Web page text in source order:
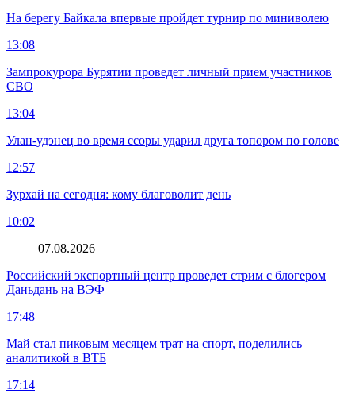
На берегу Байкала впервые пройдет турнир по миниволею
13:08
Зампрокурора Бурятии проведет личный прием участников
СВО
13:04
Улан-удэнец во время ссоры ударил друга топором по голове
12:57
Зурхай на сегодня: кому благоволит день
10:02
07.08.2026
Российский экспортный центр проведет стрим с блогером
Даньдань на ВЭФ
17:48
Май стал пиковым месяцем трат на спорт, поделились
аналитикой в ВТБ
17:14